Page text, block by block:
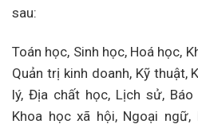
sau:
Toán học, Sinh học, Hoá học,
Quản trị kinh doanh, Kỹ thuật,
lý, Địa chất học, Lịch sử,
Khoa học xã hội, Ngoại